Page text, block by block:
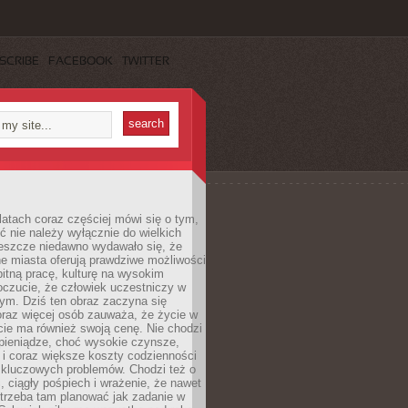
FACEBOOK TWITTER
coraz częściej mówi się o tym,
nie należy wyłącznie do wielkich
niedawno wydawało się, że
miasta oferują prawdziwe możliwości
pracę, kulturę na wysokim
że człowiek uczestniczy w
Dziś ten obraz zaczyna się
więcej osób zauważa, że życie w
ma również swoją cenę. Nie chodzi
choć wysokie czynsze,
i coraz większe koszty codzienności
problemów. Chodzi też o
ciągły pośpiech i wrażenie, że nawet
tam planować jak zadanie w